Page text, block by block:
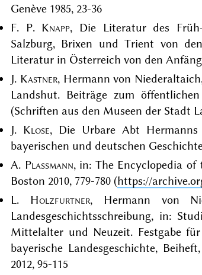
Genève 1985, 23-36
F. P. Knapp, Die Literatur des
Salzburg, Brixen und Trient von
Literatur in Österreich von den
J. Kastner, Hermann von
Landshut. Beiträge zum
(Schriften aus den Museen der Stadt
J. Klose, Die Urbare Abt
bayerischen und deutschen
A. Plassmann, in: The Encyclopedia
Boston 2010, 779-780 (https://
L. Holzfurtner, Hermann von
Landesgeschichtsschreibung, in:
Mittelalter und Neuzeit. Festgabe
bayerische Landesgeschichte,
2012, 95-115